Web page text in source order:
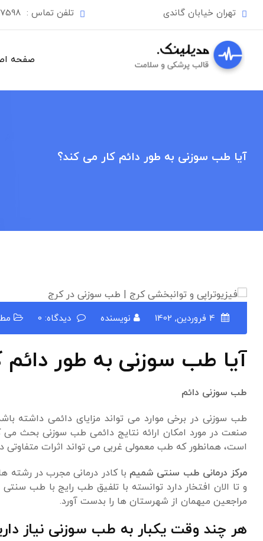
تهران خیابان گاندی تلفن تماس :
صفحه
آیا طب سوزنی به طور دائم کار می کند؟
نویسنده دیدگاه: 0
آیا طب سوزنی به طور دائم
طب سوزنی دائم
طب سوزنی در برخی موارد می تواند مزایای دائمی داشته
صنعت در مورد امکان ارائه نتایج دائمی طب سوزنی بحث می
است، همانطور که طب معمولی غربی می تواند اثرات متفاوتی
مرکز درمانی طب سنتی شمیم با کادر درمانی مجرب در
و تا الان افتخار دارد توانسته با تلفیق طب رایج با طب
مراجعین میهمان از شهرستان ها را بدست آورد.
هر چند وقت یکبار به طب سوزنی نیاز